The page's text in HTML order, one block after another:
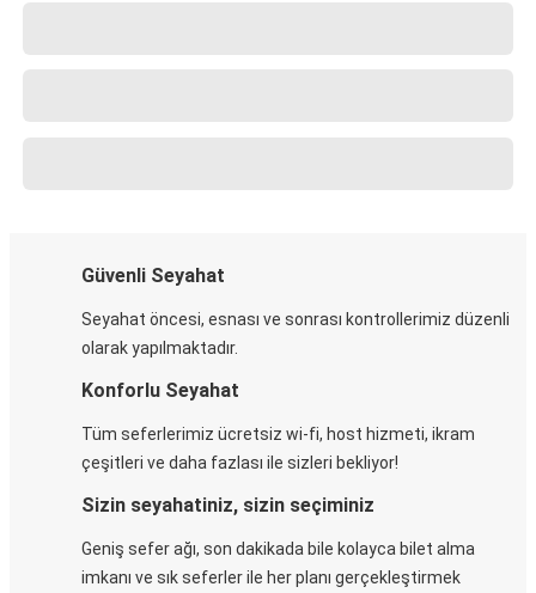
Güvenli Seyahat
Seyahat öncesi, esnası ve sonrası kontrollerimiz düzenli
olarak yapılmaktadır.
Konforlu Seyahat
Tüm seferlerimiz ücretsiz wi-fi, host hizmeti, ikram
çeşitleri ve daha fazlası ile sizleri bekliyor!
Sizin seyahatiniz, sizin seçiminiz
Geniş sefer ağı, son dakikada bile kolayca bilet alma
imkanı ve sık seferler ile her planı gerçekleştirmek